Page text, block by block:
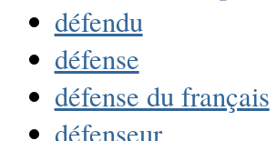
défendu
défense
défense du français
défenseur